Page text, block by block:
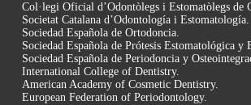
Col·legi Oficial d’Odontòlegs i Estomatòlegs de
Societat Catalana d’Odontología i Estomatología.
Sociedad Española de Ortodoncia.
Sociedad Española de Prótesis Estomatológica y
Sociedad Española de Periodoncia y
International College of Dentistry.
American Academy of Cosmetic Dentistry.
European Federation of Periodontology.